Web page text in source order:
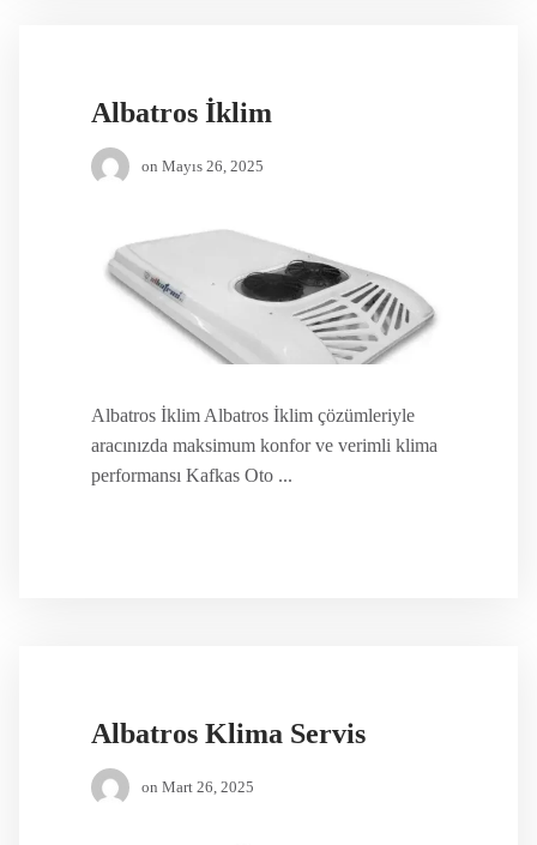
Albatros İklim
on Mayıs 26, 2025
Albatros İklim Albatros İklim çözümleriyle
aracınızda maksimum konfor ve verimli klima
performansı Kafkas Oto ...
Albatros Klima Servis
on Mart 26, 2025